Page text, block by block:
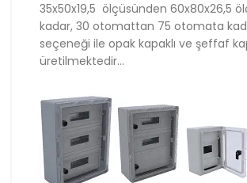
35x50x19,5 ölçüsünden 60x80x26,5
kadar, 30 otomattan 75 otomata
seçeneği ile opak kapaklı ve şeffaf
üretilmektedir…